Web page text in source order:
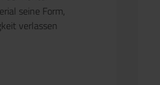
seine Form,
verlassen